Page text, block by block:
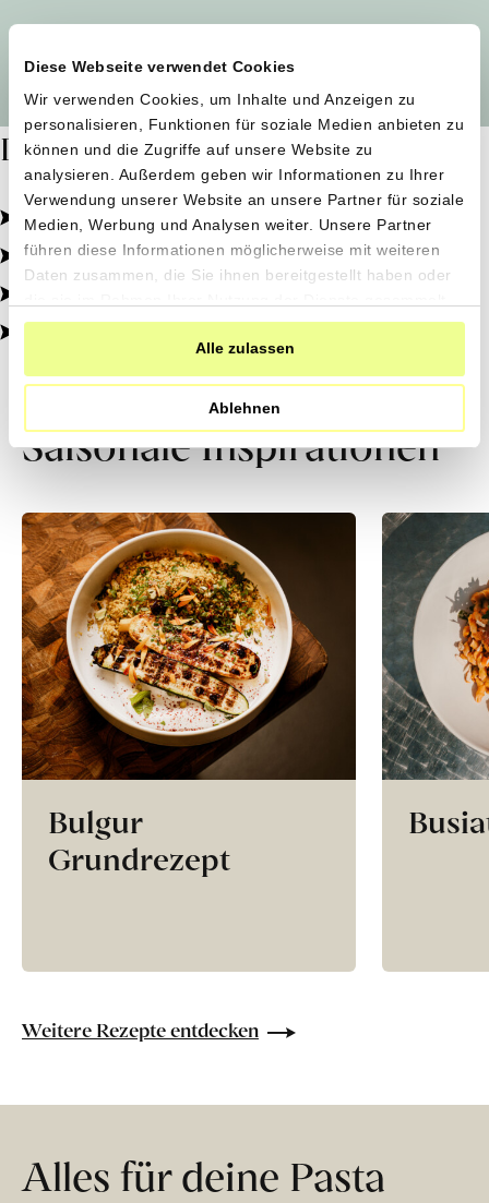
Diese Webseite verwendet Cookies
Wir verwenden Cookies, um Inhalte und Anzeigen zu
personalisieren, Funktionen für soziale Medien anbieten zu
können und die Zugriffe auf unsere Website zu
analysieren. Außerdem geben wir Informationen zu Ihrer
Verwendung unserer Website an unsere Partner für soziale
Medien, Werbung und Analysen weiter. Unsere Partner
führen diese Informationen möglicherweise mit weiteren
Daten zusammen, die Sie ihnen bereitgestellt haben oder
haben.
Alle zulassen
Ablehnen
Dafür stehen wir
Pestizidfrei angebaut, schonend verarbeitet.
Natürliche Zutaten, echter Geschmack.
Von kleinen Höfen, direkt zu dir.
100% transparent, 0% Zusatzstoffe.
Saisonale Inspirationen
Bulgur
Grundrezept
Weitere Rezepte entdecken
Alles für deine Pasta